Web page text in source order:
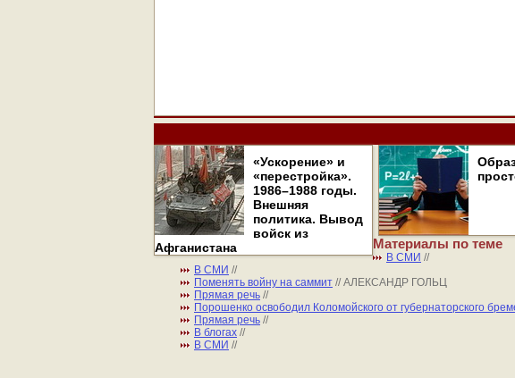
«Ускорение» и
«перестройка».
1986–1988 годы.
Внешняя
политика. Вывод
войск из
Афганистана
Материалы по теме
В СМИ //
В СМИ //
Поменять войну на саммит // АЛЕКСАНДР ГОЛЬЦ
Прямая речь //
Порошенко освободил Коломойского от губернаторского
Прямая речь //
В блогах //
В СМИ //